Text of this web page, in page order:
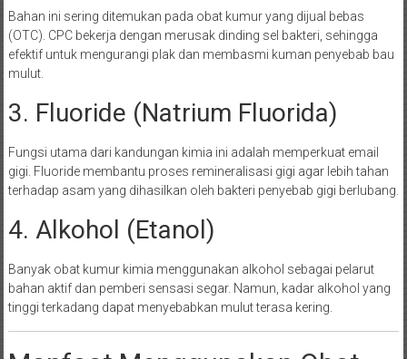
Bahan ini sering ditemukan pada obat kumur yang dijual bebas
(OTC). CPC bekerja dengan merusak dinding sel bakteri, sehingga
efektif untuk mengurangi plak dan membasmi kuman penyebab bau
mulut.
3. Fluoride (Natrium Fluorida)
Fungsi utama dari kandungan kimia ini adalah memperkuat email
gigi. Fluoride membantu proses remineralisasi gigi agar lebih tahan
terhadap asam yang dihasilkan oleh bakteri penyebab gigi berlubang.
4. Alkohol (Etanol)
Banyak obat kumur kimia menggunakan alkohol sebagai pelarut
bahan aktif dan pemberi sensasi segar. Namun, kadar alkohol yang
tinggi terkadang dapat menyebabkan mulut terasa kering.